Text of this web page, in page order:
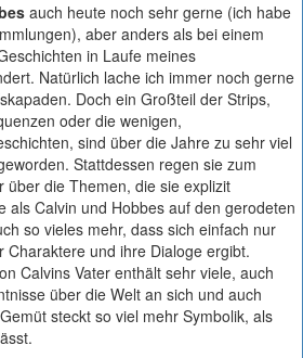
auch heute noch sehr gerne (ich habe
aber anders als bei einem
in Laufe meines
Natürlich lache ich immer noch gerne
Doch ein Großteil der Strips,
oder die wenigen,
sind über die Jahre zu sehr viel
Stattdessen regen sie zum
über die Themen, die sie explizit
als Calvin und Hobbes auf den gerodeten
so vieles mehr, dass sich einfach nur
Charaktere und ihre Dialoge ergibt.
Calvins Vater enthält sehr viele, auch
über die Welt an sich und auch
steckt so viel mehr Symbolik, als